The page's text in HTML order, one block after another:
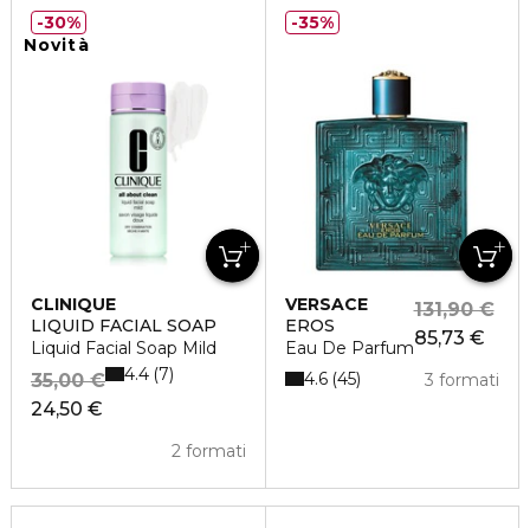
Novità
CLINIQUE
LIQUID FACIAL SOAP
Liquid Facial Soap Mild
24,50 €
35,00 €
2 formati
4.4 7
30%
VERSACE
EROS
Eau De Parfum85,73 €
131,90 €
3 formati
4.6 45
35%